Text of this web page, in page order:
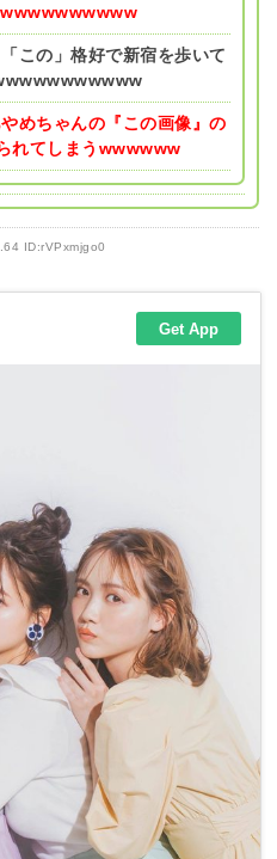
この」格好で新宿を歩いて
めちゃんの『この画像』の
れてしまうwwwwww
ID:rVPxmjgo0